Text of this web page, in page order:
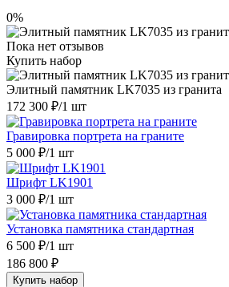
0%
Пока нет отзывов
Купить набор
Элитный памятник LK7035 из гранита
172 300 ₽/1 шт
Гравировка портрета на граните
5 000 ₽/1 шт
Шрифт LK1901
3 000 ₽/1 шт
Установка памятника стандартная
6 500 ₽/1 шт
186 800 ₽
Купить набор